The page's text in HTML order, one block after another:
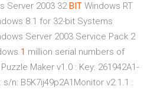
Server 2003 32 BIT Windows RT
8.1 for 32-bit Systems
Server 2003 Service Pack 2
1 million serial numbers of
Maker v1.0 : Key: 261942A1-
n: B5K7ij49p2A1Monitor v2.1.1 :